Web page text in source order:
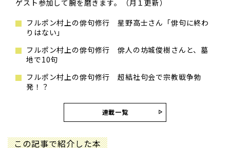
ゲスト参加して腕を磨きます。（月１更新）
フルポン村上の俳句修行 星野高士さん「俳句に終わ
りはない」
フルポン村上の俳句修行 俳人の坊城俊樹さんと、墓
地で10句
フルポン村上の俳句修行 超結社句会で宗教戦争勃
発！？
連載一覧
この記事で紹介した本